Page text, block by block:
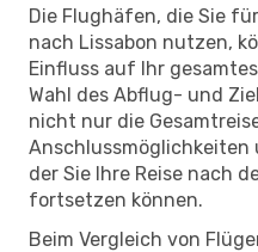
Die Flughäfen, die Sie
nach Lissabon nutzen,
Einfluss auf Ihr
Wahl des Abflug- und
nicht nur die
der Sie Ihre Reise nach
fortsetzen können.
Beim Vergleich von